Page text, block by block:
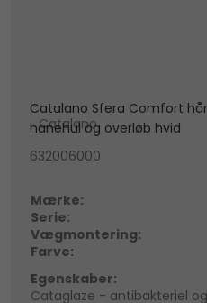
Catalano Sfera Comfort
hanehul og overløb hvid
Catalano
632006000
Mærke:
Serie:
Vægmontering:
Farve:
Egenskaber:
Cataglaze - antibakteriel